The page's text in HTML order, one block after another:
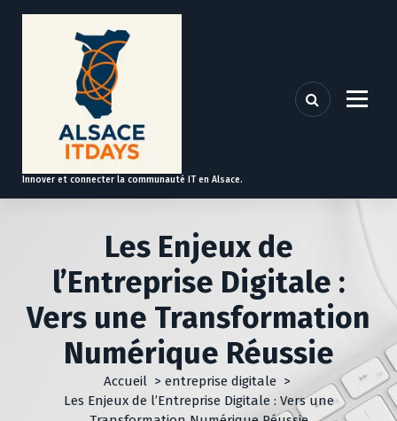
t
Innover et connecter la communauté IT en Alsace.
Les Enjeux de
l’Entreprise Digitale :
Vers une Transformation
Numérique Réussie
Accueil> entreprise digitale>
Les Enjeux de l’Entreprise Digitale : Vers une